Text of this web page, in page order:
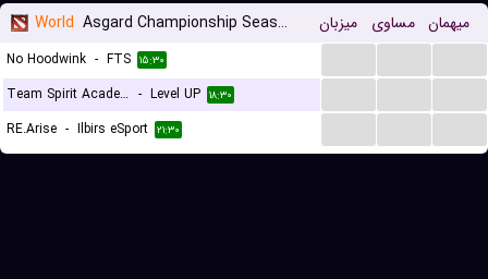
World Asgard Championship Season میزبان مساوی میهمان
No Hoodwink - FTS ۱۵:۳۰
Team Spirit Academy - Level UP ۱۸:۳۰
RE.Arise - Ilbirs eSport ۲۱:۳۰